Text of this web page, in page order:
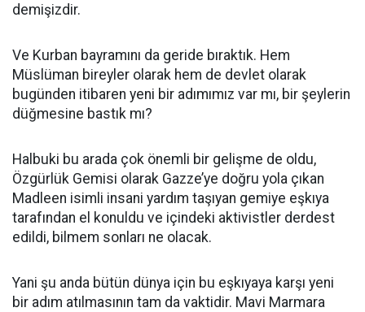
demişizdir.
Ve Kurban bayramını da geride bıraktık. Hem
Müslüman bireyler olarak hem de devlet olarak
bugünden itibaren yeni bir adımımız var mı, bir şeylerin
düğmesine bastık mı?
Halbuki bu arada çok önemli bir gelişme de oldu,
Özgürlük Gemisi olarak Gazze’ye doğru yola çıkan
Madleen isimli insani yardım taşıyan gemiye eşkıya
tarafından el konuldu ve içindeki aktivistler derdest
edildi, bilmem sonları ne olacak.
Yani şu anda bütün dünya için bu eşkıyaya karşı yeni
bir adım atılmasının tam da vaktidir. Mavi Marmara